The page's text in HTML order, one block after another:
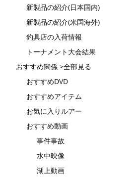
新製品の紹介(日本国内)
新製品の紹介(米国海外)
釣具店の入荷情報
トーナメント大会結果
おすすめ関係 >全部見る
おすすめDVD
おすすめアイテム
お気に入りルアー
おすすめ動画
事件事故
水中映像
湖上動画